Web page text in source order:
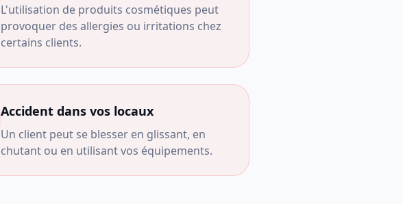
L'utilisation de produits cosmétiques peut
provoquer des allergies ou irritations chez
certains clients.
Accident dans vos locaux
Un client peut se blesser en glissant, en
chutant ou en utilisant vos équipements.